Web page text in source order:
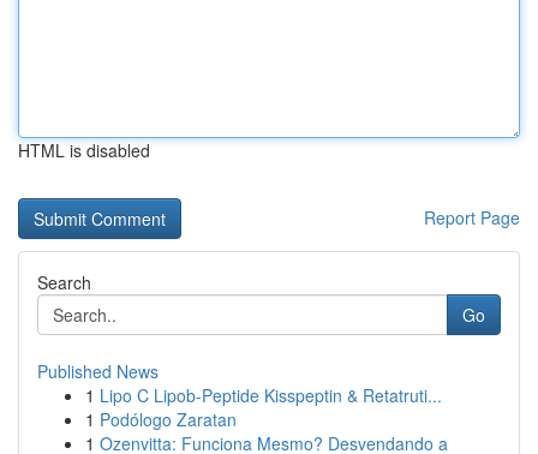
HTML is disabled
Report Page
Search
Go
Published News
1 Lipo C Lipob-Peptide Kisspeptin & Retatruti...
1 Podólogo Zaratan
1 Ozenvitta: Funciona Mesmo? Desvendando a